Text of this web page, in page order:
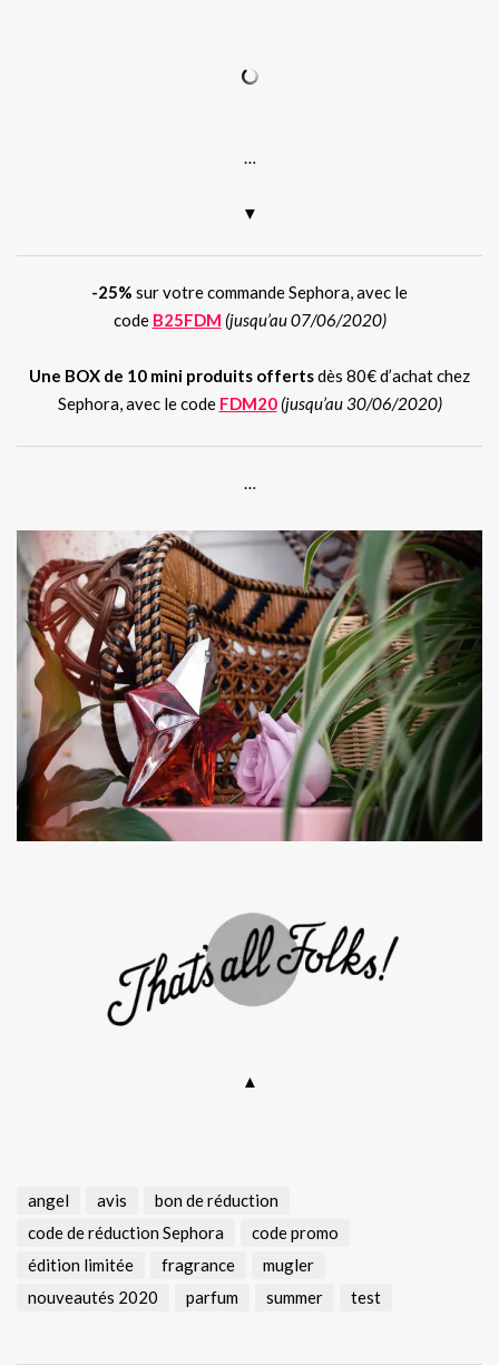
…
▼
-25% sur votre commande Sephora, avec le
code B25FDM (jusqu’au 07/06/2020)
Une BOX de 10 mini produits offertsdès 80€ d’achat chez
Sephora, avec le code FDM20 (jusqu’au 30/06/2020)
…
▲
angel avis
bon de réduction
code de réduction Sephora
code promo
édition limitée
fragrance
mugler
nouveautés 2020
parfum summer test